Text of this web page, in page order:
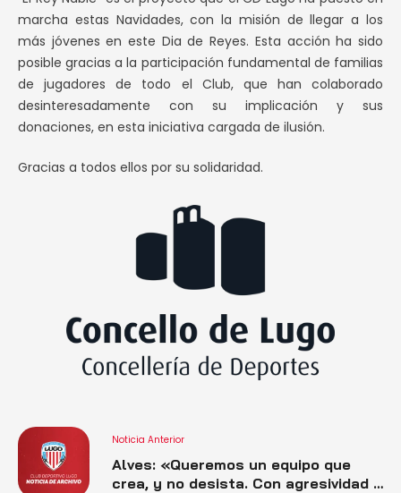
marcha estas Navidades, con la misión de llegar a los
más jóvenes en este Dia de Reyes. Esta acción ha sido
posible gracias a la participación fundamental de familias
de jugadores de todo el Club, que han colaborado
desinteresadamente con su implicación y sus
donaciones, en esta iniciativa cargada de ilusión.
Gracias a todos ellos por su solidaridad.
Noticia Anterior
Alves: «Queremos un equipo que
crea, y no desista. Con agresividad y